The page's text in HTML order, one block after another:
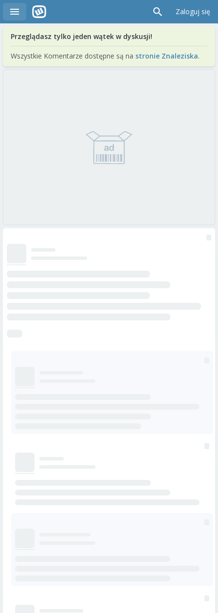
Zaloguj się
Przeglądasz tylko jeden wątek w dyskusji!
Wszystkie Komentarze dostępne są na stronie Znaleziska.